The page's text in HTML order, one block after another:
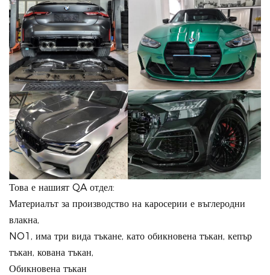
Това е нашият QA отдел:
Материалът за производство на каросерии е въглеродни
влакна,
NO1, има три вида тъкане, като обикновена тъкан, кепър
тъкан, кована тъкан,
Обикновена тъкан